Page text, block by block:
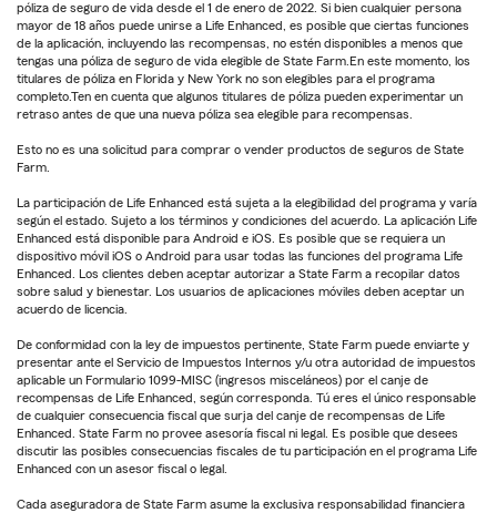
póliza de seguro de vida desde el 1 de enero de 2022. Si bien cualquier persona
mayor de 18 años puede unirse a Life Enhanced, es posible que ciertas funciones
de la aplicación, incluyendo las recompensas, no estén disponibles a menos que
tengas una póliza de seguro de vida elegible de State Farm.En este momento, los
titulares de póliza en Florida y New York no son elegibles para el programa
completo.Ten en cuenta que algunos titulares de póliza pueden experimentar un
retraso antes de que una nueva póliza sea elegible para recompensas.
Esto no es una solicitud para comprar o vender productos de seguros de State
Farm.
La participación de Life Enhanced está sujeta a la elegibilidad del programa y varía
según el estado. Sujeto a los términos y condiciones del acuerdo. La aplicación Life
Enhanced está disponible para Android e iOS. Es posible que se requiera un
dispositivo móvil iOS o Android para usar todas las funciones del programa Life
Enhanced. Los clientes deben aceptar autorizar a State Farm a recopilar datos
sobre salud y bienestar. Los usuarios de aplicaciones móviles deben aceptar un
acuerdo de licencia.
De conformidad con la ley de impuestos pertinente, State Farm puede enviarte y
presentar ante el Servicio de Impuestos Internos y/u otra autoridad de impuestos
aplicable un Formulario 1099-MISC (ingresos misceláneos) por el canje de
recompensas de Life Enhanced, según corresponda. Tú eres el único responsable
de cualquier consecuencia fiscal que surja del canje de recompensas de Life
Enhanced. State Farm no provee asesoría fiscal ni legal. Es posible que desees
discutir las posibles consecuencias fiscales de tu participación en el programa Life
Enhanced con un asesor fiscal o legal.
Cada aseguradora de State Farm asume la exclusiva responsabilidad financiera